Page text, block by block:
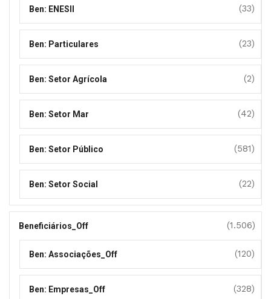
Ben: ENESII (33)
Ben: Particulares (23)
Ben: Setor Agrícola (2)
Ben: Setor Mar (42)
Ben: Setor Público (581)
Ben: Setor Social (22)
Beneficiários_Off (1.506)
Ben: Associações_Off (120)
Ben: Empresas_Off (328)